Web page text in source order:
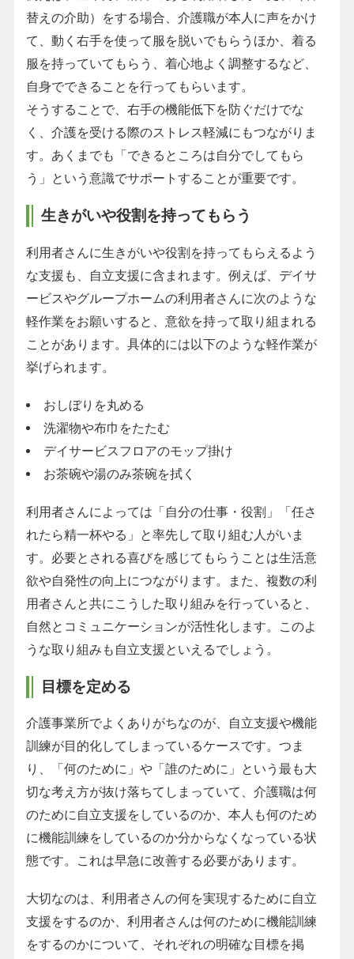
替えの介助）をする場合、介護職が本人に声をかけ
て、動く右手を使って服を脱いでもらうほか、着る
服を持っていてもらう、着心地よく調整するなど、
自身でできることを行ってもらいます。
そうすることで、右手の機能低下を防ぐだけでな
く、介護を受ける際のストレス軽減にもつながりま
す。あくまでも「できるところは自分でしてもら
う」という意識でサポートすることが重要です。
生きがいや役割を持ってもらう
利用者さんに生きがいや役割を持ってもらえるよう
な支援も、自立支援に含まれます。例えば、デイサ
ービスやグループホームの利用者さんに次のような
軽作業をお願いすると、意欲を持って取り組まれる
ことがあります。具体的には以下のような軽作業が
挙げられます。
おしぼりを丸める
洗濯物や布巾をたたむ
デイサービスフロアのモップ掛け
お茶碗や湯のみ茶碗を拭く
利用者さんによっては「自分の仕事・役割」「任さ
れたら精一杯やる」と率先して取り組む人がいま
す。必要とされる喜びを感じてもらうことは生活意
欲や自発性の向上につながります。また、複数の利
用者さんと共にこうした取り組みを行っていると、
自然とコミュニケーションが活性化します。このよ
うな取り組みも自立支援といえるでしょう。
目標を定める
介護事業所でよくありがちなのが、自立支援や機能
訓練が目的化してしまっているケースです。つま
り、「何のために」や「誰のために」という最も大
切な考え方が抜け落ちてしまっていて、介護職は何
のために自立支援をしているのか、本人も何のため
に機能訓練をしているのか分からなくなっている状
態です。これは早急に改善する必要があります。
大切なのは、利用者さんの何を実現するために自立
支援をするのか、利用者さんは何のために機能訓練
をするのかについて、それぞれの明確な目標を掲